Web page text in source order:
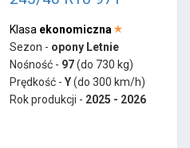
Klasa ekonomiczna
Sezon - opony Letnie
Nośność - 97(do 730 kg)
Prędkość - Y(do 300 km/h)
Rok produkcji - 2025 - 2026